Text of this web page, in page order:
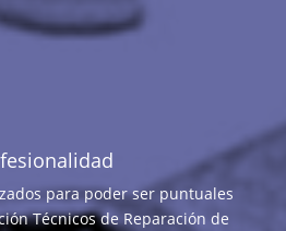
para poder ser puntuales
Técnicos de Reparación de